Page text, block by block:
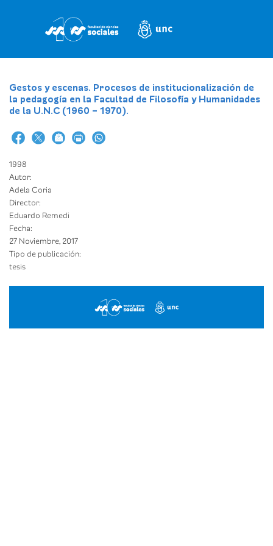
Gestos y escenas. Procesos de institucionalización de
la pedagogía en la Facultad de Filosofía y Humanidades
de la U.N.C (1960 – 1970).
1998
Autor:
Adela Coria
Director:
Eduardo Remedi
Fecha:
27 Noviembre, 2017
Tipo de publicación:
tesis